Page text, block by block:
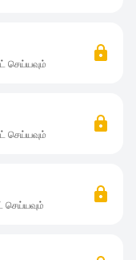
செய்யவும்
செய்யவும்
செய்யவும்